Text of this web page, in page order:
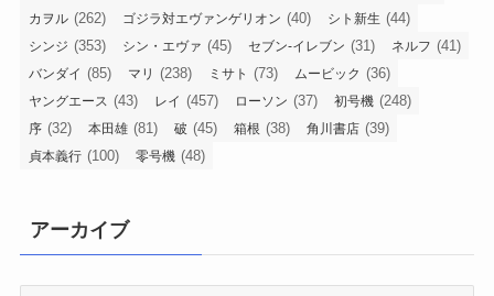
カヲル (262) ゴジラ対エヴァンゲリオン (40) シト新生 (44)
シンジ (353) シン・エヴァ (45) セブン-イレブン (31) ネルフ (41)
バンダイ (85) マリ (238) ミサト (73) ムービック (36)
ヤングエース (43) レイ (457) ローソン (37) 初号機 (248)
序 (32) 本田雄 (81) 破 (45) 箱根 (38) 角川書店 (39)
貞本義行 (100) 零号機 (48)
アーカイブ